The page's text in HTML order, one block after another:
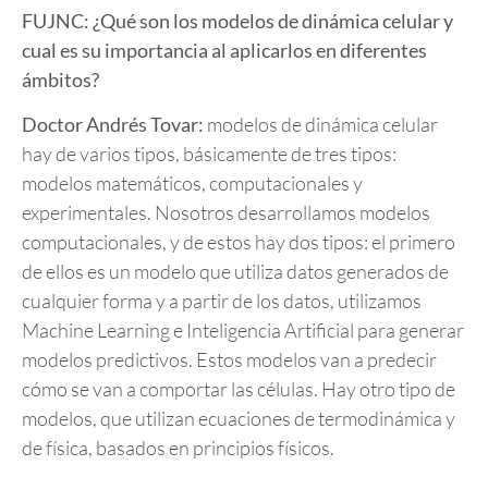
FUJNC: ¿Qué son los modelos de dinámica celular y
cual es su importancia al aplicarlos en diferentes
ámbitos?
Doctor Andrés Tovar: modelos de dinámica celular
hay de varios tipos, básicamente de tres tipos:
modelos matemáticos, computacionales y
experimentales. Nosotros desarrollamos modelos
computacionales, y de estos hay dos tipos: el primero
de ellos es un modelo que utiliza datos generados de
cualquier forma y a partir de los datos, utilizamos
Machine Learning e Inteligencia Artificial para generar
modelos predictivos. Estos modelos van a predecir
cómo se van a comportar las células. Hay otro tipo de
modelos, que utilizan ecuaciones de termodinámica y
de física, basados en principios físicos.